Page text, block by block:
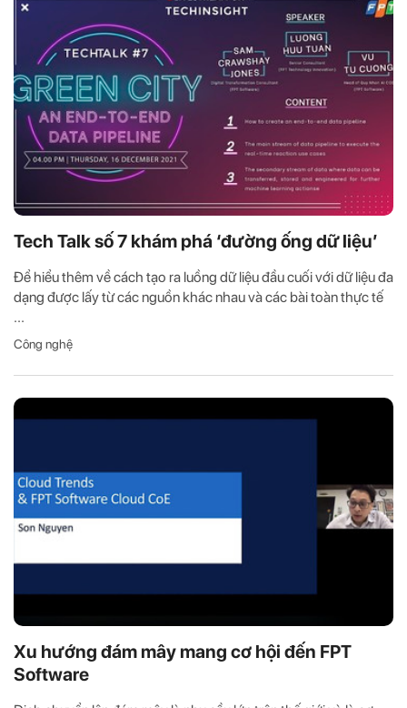
Tech Talk số 7 khám phá ‘đường ống dữ liệu’
Để hiểu thêm về cách tạo ra luồng dữ liệu đầu cuối với dữ liệu đa
dạng được lấy từ các nguồn khác nhau và các bài toàn thực tế
...
Công nghệ
Xu hướng đám mây mang cơ hội đến FPT
Software